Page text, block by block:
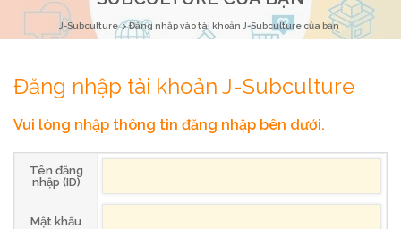
J-Subculture Đăng nhập vào tài khoản J-Subculture của bạn
Đăng nhập tài khoản J-Subculture
Vui lòng nhập thông tin đăng nhập bên dưới.
Tên đăng
nhập (ID)
Mật khẩu